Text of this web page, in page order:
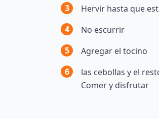
3
Hervir hasta que
4
No escurrir
5
Agregar el tocino
6
las cebollas y el
Comer y disfrutar